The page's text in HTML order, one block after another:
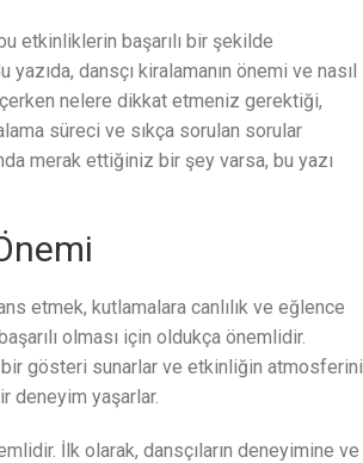
etkinliklerin başarılı bir şekilde
dansçı kiralamanın önemi ve nasıl
nelere dikkat etmeniz gerektiği,
süreci ve sıkça sorulan sorular
merak ettiğiniz bir şey varsa, bu yazı
etmek, kutlamalara canlılık ve eğlence
olması için oldukça önemlidir.
gösteri sunarlar ve etkinliğin atmosferini
deneyim yaşarlar.
İlk olarak, dansçıların deneyimine ve